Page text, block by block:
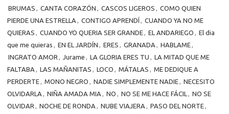
BRUMAS , CANTA CORAZÓN , CASCOS LIGEROS , COMO QUIEN
PIERDE UNA ESTRELLA , CONTIGO APRENDÍ , CUANDO YA NO ME
QUIERAS , CUANDO YO QUERIA SER GRANDE, EL ANDARIEGO , El dia
que me quieras , EN EL JARDÍN , ERES , GRANADA , HABLAME,
INGRATO AMOR , Jurame , LA GLORIA ERES TU , LA MITAD QUE ME
FALTABA , LAS MAÑANITAS , LOCO , MÁTALAS , ME DEDIQUE A
PERDERTE, MONO NEGRO , NADIE SIMPLEMENTE NADIE, NECESITO
OLVIDARLA , NIÑA AMADA MIA , NO , NO SE ME HACE FÁCIL , NO SE
OLVIDAR , NOCHE DE RONDA , NUBE VIAJERA , PASO DEL NORTE,